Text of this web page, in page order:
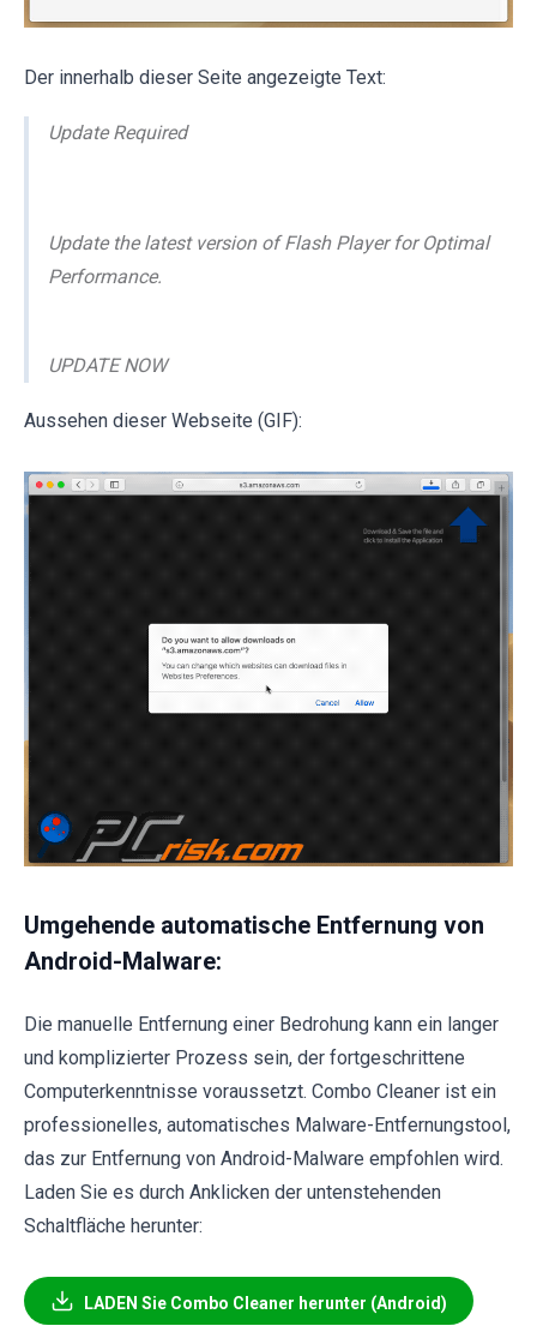
Der innerhalb dieser Seite angezeigte Text:
Update Required
Update the latest version of Flash Player for Optimal
Performance.
UPDATE NOW
Aussehen dieser Webseite (GIF):
Umgehende automatische Entfernung von
Android-Malware:
Die manuelle Entfernung einer Bedrohung kann ein langer
und komplizierter Prozess sein, der fortgeschrittene
Computerkenntnisse voraussetzt. Combo Cleaner ist ein
professionelles, automatisches Malware-Entfernungstool,
das zur Entfernung von Android-Malware empfohlen wird.
Laden Sie es durch Anklicken der untenstehenden
Schaltfläche herunter:
LADEN Sie Combo Cleaner herunter (Android)